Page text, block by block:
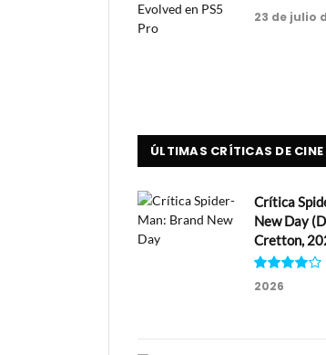
23 de julio
ÚLTIMAS CRÍTICAS DE CINE
Crítica
New Day
Cretton,
8
2026